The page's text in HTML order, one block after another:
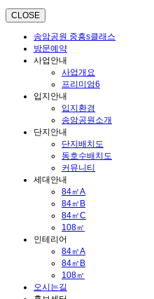
CLOSE
송암공원 중흥s클래스
방문예약
사업안내
사업개요
프리미엄6
입지안내
입지환경
송암공원소개
단지안내
단지배치도
동호수배치도
커뮤니티
세대안내
84㎡A
84㎡B
84㎡C
108㎡
인테리어
84㎡A
84㎡B
108㎡
오시는길